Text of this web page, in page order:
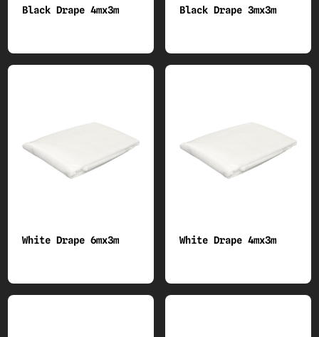
Black Drape 4mx3m Black Drape 3mx3m
White Drape 6mx3m White Drape 4mx3m